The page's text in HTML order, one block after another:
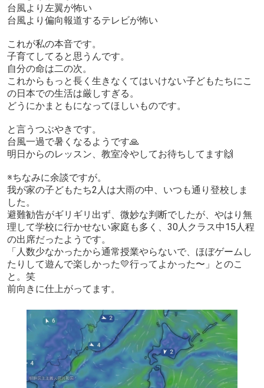
台風より左翼が怖い
台風より偏向報道するテレビが怖い
これが私の本音です。
子育てしてると思うんです。
自分の命は二の次。
これからもっと長く生きなくてはいけない子どもたちにこ
の日本での生活は厳しすぎる。
どうにかまともになってほしいものです。
と言うつぶやきです。
台風一過で暑くなるようです🙏
明日からのレッスン、教室冷やしてお待ちしてます🙌
※ちなみに余談ですが。
我が家の子どもたち2人は大雨の中、いつも通り登校しま
した。
避難勧告がギリギリ出ず、微妙な判断でしたが、やはり無
理して学校に行かせない家庭も多く、30人クラス中15人程
の出席だったようです。
「人数少なかったから通常授業やらないで、ほぼゲームし
たりして遊んで楽しかった💛行ってよかった〜」とのこ
と。笑
前向きに仕上がってます。